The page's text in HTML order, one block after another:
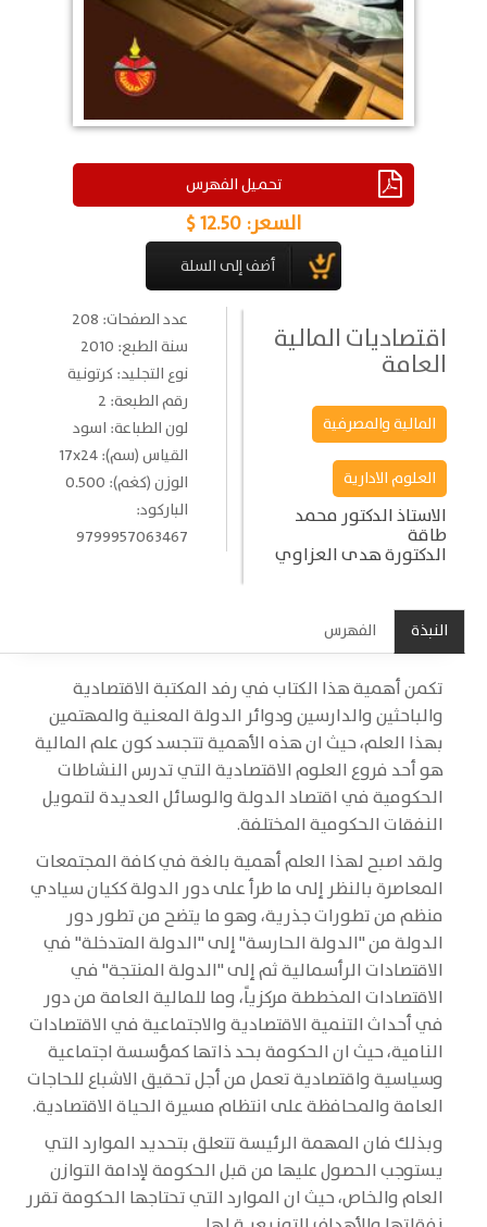
تحميل الفهرس
السعر: 12.50 $
اقتصاديات المالية
العامة
المالية والمصرفية
العلوم الادارية
الاستاذ الدكتور محمد
طاقة
الدكتورة هدى العزاوي
عدد الصفحات: 208
سنة الطبع: 2010
نوع التجليد: كرتونية
رقم الطبعة: 2
لون الطباعة: اسود
القياس (سم): 17x24
الوزن (كغم): 0.500
الباركود:
9799957063467
النبذة الفهرس
تكمن أهمية هذا الكتاب في رفد المكتبة الاقتصادية
والباحثين والدارسين ودوائر الدولة المعنية والمهتمين
بهذا العلم، حيث ان هذه الأهمية تتجسد كون علم المالية
هو أحد فروع العلوم الاقتصادية التي تدرس النشاطات
الحكومية في اقتصاد الدولة والوسائل العديدة لتمويل
النفقات الحكومية المختلفة.
ولقد اصبح لهذا العلم أهمية بالغة في كافة المجتمعات
المعاصرة بالنظر إلى ما طرأ على دور الدولة ككيان سيادي
منظم من تطورات جذرية، وهو ما يتضح من تطور دور
الدولة من "الدولة الحارسة" إلى "الدولة المتدخلة" في
الاقتصادات الرأسمالية ثم إلى "الدولة المنتجة" في
الاقتصادات المخططة مركزياً، وما للمالية العامة من دور
في أحداث التنمية الاقتصادية والاجتماعية في الاقتصادات
النامية، حيث ان الحكومة بحد ذاتها كمؤسسة اجتماعية
وسياسية واقتصادية تعمل من أجل تحقيق الاشباع للحاجات
العامة والمحافظة على انتظام مسيرة الحياة الاقتصادية.
وبذلك فان المهمة الرئيسة تتعلق بتحديد الموارد التي
يستوجب الحصول عليها من قبل الحكومة لإدامة التوازن
العام والخاص، حيث ان الموارد التي تحتاجها الحكومة تقرر